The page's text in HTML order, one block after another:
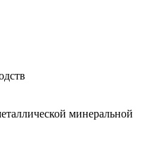
минеральной